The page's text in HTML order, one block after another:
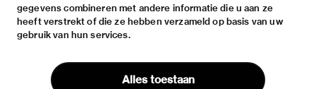
gegevens combineren met andere informatie die u aan ze
heeft verstrekt of die ze hebben verzameld op basis van uw
gebruik van hun services.
Alles toestaan
fondsen & partners
huisregels